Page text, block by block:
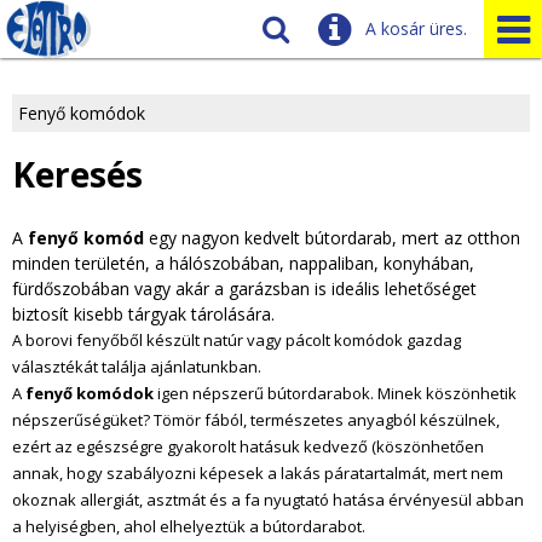
e
l
e
n
l
e
g
Fenyő komódok
Keresés
A fenyő komód egy nagyon kedvelt bútordarab, mert az otthon
minden területén, a hálószobában, nappaliban, konyhában,
fürdőszobában vagy akár a garázsban is ideális lehetőséget
biztosít kisebb tárgyak tárolására.
A borovi fenyőből készült natúr vagy pácolt komódok gazdag
választékát találja ajánlatunkban.
A fenyő komódokigen népszerű bútordarabok. Minek köszönhetik
népszerűségüket? Tömör fából, természetes anyagból készülnek,
ezért az egészségre gyakorolt hatásuk kedvező (köszönhetően
annak, hogy szabályozni képesek a lakás páratartalmát, mert nem
okoznak allergiát, asztmát és a fa nyugtató hatása érvényesül abban
a helyiségben, ahol elhelyeztük a bútordarabot.
A kosár üres.